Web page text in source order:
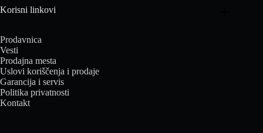
Korisni linkovi
Prodavnica
Vesti
Prodajna mesta
Uslovi koriščenja i prodaje
Garancija i servis
Politika privatnosti
Kontakt